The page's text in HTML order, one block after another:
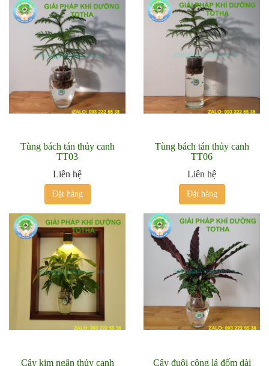
Tùng bách tán thủy canh
TT03
Liên hệ
Đặt hàng
Tùng bách tán thủy canh
TT06
Liên hệ
Đặt hàng
Cây kim ngân thủy canh
Cây đuôi công lá đốm dài